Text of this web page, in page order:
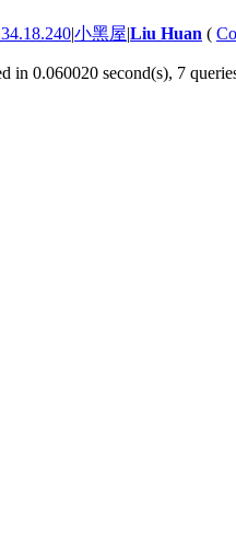
|小黑屋|Liu Huan (
in 0.060020 second(s), 7